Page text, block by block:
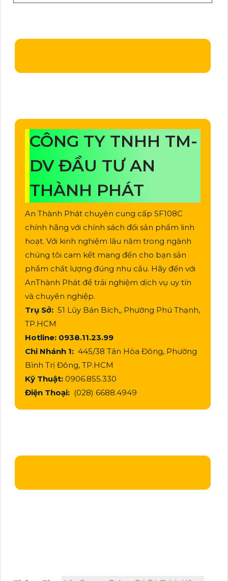
CÔNG TY TNHH TM-
DV ĐẦU TƯ AN
THÀNH PHÁT
An Thành Phát chuyên cung cấp SF108C
chính hãng với chính sách đổi sản phẩm linh
hoạt. Với kinh nghiệm lâu năm trong ngành
chúng tôi cam kết mang đến cho bạn sản
phẩm chất lượng đúng nhu cầu. Hãy đến với
AnThành Phát để trải nghiệm dịch vụ uy tín
và chuyên nghiệp.
Trụ Sở: 51 Lũy Bán Bích,, Phường Phú Thạnh,
TP.HCM
Hotline: 0938.11.23.99
Chi Nhánh 1: 445/38 Tân Hòa Đông, Phường
Bình Trị Đông, TP.HCM
Kỹ Thuật: 0906.855.330
Điện Thoại: (028) 6688.4949